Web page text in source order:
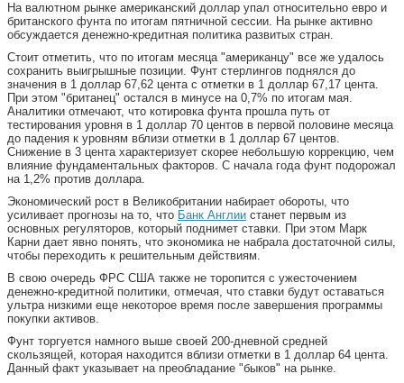
На валютном рынке американский доллар упал относительно евро и
британского фунта по итогам пятничной сессии. На рынке активно
обсуждается денежно-кредитная политика развитых стран.
Стоит отметить, что по итогам месяца "американцу" все же удалось
сохранить выигрышные позиции. Фунт стерлингов поднялся до
значения в 1 доллар 67,62 цента с отметки в 1 доллар 67,17 цента.
При этом "британец" остался в минусе на 0,7% по итогам мая.
Аналитики отмечают, что котировка фунта прошла путь от
тестирования уровня в 1 доллар 70 центов в первой половине месяца
до падения к уровням вблизи отметки в 1 доллар 67 центов.
Снижение в 3 цента характеризует скорее небольшую коррекцию, чем
влияние фундаментальных факторов. С начала года фунт подорожал
на 1,2% против доллара.
Экономический рост в Великобритании набирает обороты, что
усиливает прогнозы на то, что Банк Англии станет первым из
основных регуляторов, который поднимет ставки. При этом Марк
Карни дает явно понять, что экономика не набрала достаточной силы,
чтобы переходить к решительным действиям.
В свою очередь ФРС США также не торопится с ужесточением
денежно-кредитной политики, отмечая, что ставки будут оставаться
ультра низкими еще некоторое время после завершения программы
покупки активов.
Фунт торгуется намного выше своей 200-дневной средней
скользящей, которая находится вблизи отметки в 1 доллар 64 цента.
Данный факт указывает на преобладание "быков" на рынке.